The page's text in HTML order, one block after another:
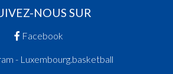
NOUS SUR
Facebook
- Luxembourg.basketball